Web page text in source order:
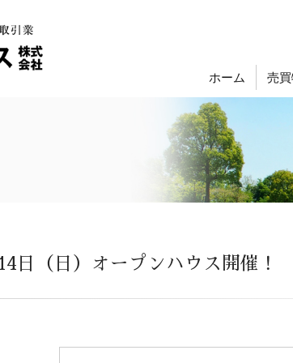
ホーム 売
日（日）オープンハウス開催